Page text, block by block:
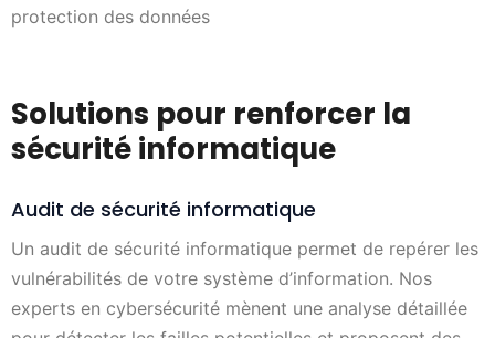
protection des données
Solutions pour renforcer la
sécurité informatique
Audit de sécurité informatique
Un audit de sécurité informatique permet de repérer les
vulnérabilités de votre système d’information. Nos
experts en cybersécurité mènent une analyse détaillée